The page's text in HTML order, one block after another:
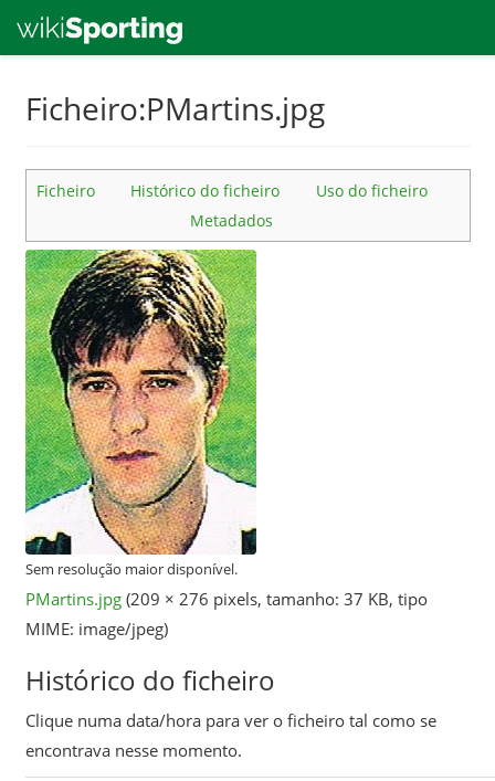
content
Ficheiro:PMartins.jpg
Ficheiro Histórico do ficheiro
Uso do ficheiro
Metadados
Sem resolução maior disponível.
PMartins.jpg‎ (209 × 276 pixels, tamanho: 37 KB, tipo
MIME: image/jpeg)
Histórico do ficheiro
Clique numa data/hora para ver o ficheiro tal como se
encontrava nesse momento.